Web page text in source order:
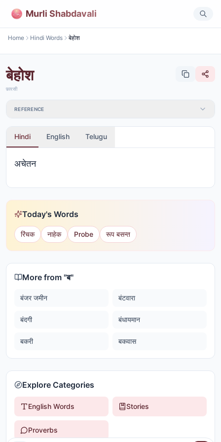
Murli Shabdavali
Home Hindi Words बेहोश
बेहोश
फ़ारसी
REFERENCE
Hindi English Telugu
अचेतन
Today's Words
रिंचक नाहेक Probe रूप बसन्त
More from "ब"
बंजर जमीन बंटवारा
बंदगी बंधायमान
बकरी बकवास
Explore Categories
English Words Stories
Proverbs